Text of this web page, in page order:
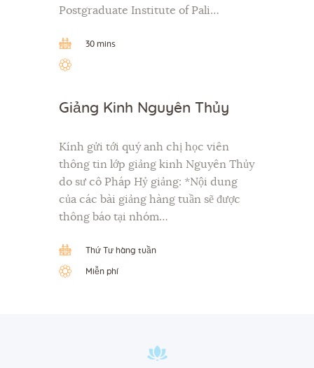
Postgraduate Institute of Pali…
30 mins
Giảng Kinh Nguyên Thủy
Kính gửi tới quý anh chị học viên
thông tin lớp giảng kinh Nguyên Thủy
do sư cô Pháp Hỷ giảng: *Nội dung
của các bài giảng hàng tuần sẽ được
thông báo tại nhóm…
Thứ Tư hàng tuần
Miễn phí